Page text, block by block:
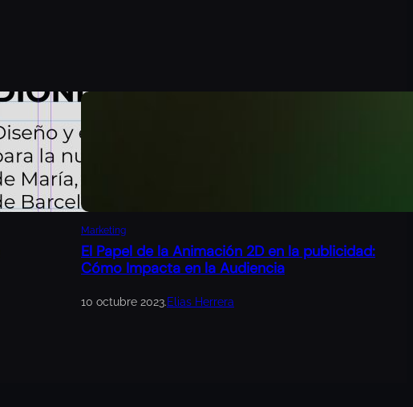
Marketing
El Papel de la Animación 2D en la publicidad:
Cómo Impacta en la Audiencia
10 octubre 2023.Elias Herrera